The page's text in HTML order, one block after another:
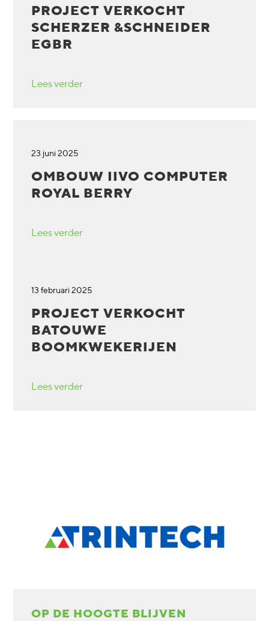
PROJECT VERKOCHT
SCHERZER &SCHNEIDER
EGBR
Lees verder
23 juni 2025
OMBOUW IIVO COMPUTER
ROYAL BERRY
Lees verder
13 februari 2025
PROJECT VERKOCHT
BATOUWE
BOOMKWEKERIJEN
Lees verder
OP DE HOOGTE BLIJVEN